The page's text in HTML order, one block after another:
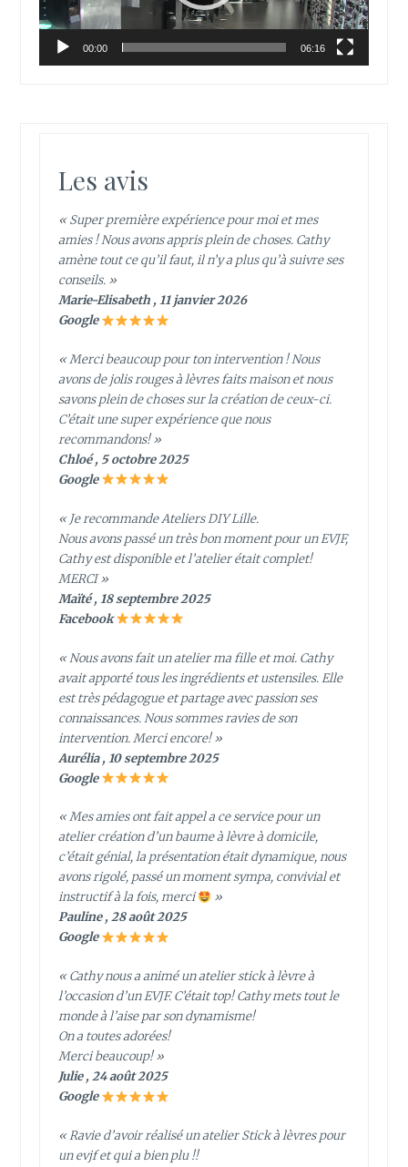
00:00 06:16
Les avis
« Super première expérience pour moi et mes
amies ! Nous avons appris plein de choses. Cathy
amène tout ce qu’il faut, il n’y a plus qu’à suivre ses
conseils. »
Marie-Elisabeth , 11 janvier 2026
Google
« Merci beaucoup pour ton intervention ! Nous
avons de jolis rouges à lèvres faits maison et nous
savons plein de choses sur la création de ceux-ci.
C’était une super expérience que nous
recommandons! »
Chloé , 5 octobre 2025
Google
« Je recommande Ateliers DIY Lille.
Nous avons passé un très bon moment pour un EVJF,
Cathy est disponible et l’atelier était complet!
MERCI »
Maïté , 18 septembre 2025
Facebook
« Nous avons fait un atelier ma fille et moi. Cathy
avait apporté tous les ingrédients et ustensiles. Elle
est très pédagogue et partage avec passion ses
connaissances. Nous sommes ravies de son
intervention. Merci encore! »
Aurélia , 10 septembre 2025
Google
« Mes amies ont fait appel a ce service pour un
atelier création d’un baume à lèvre à domicile,
c’était génial, la présentation était dynamique, nous
avons rigolé, passé un moment sympa, convivial et
instructif à la fois, merci
»
Pauline , 28 août 2025
Google
« Cathy nous a animé un atelier stick à lèvre à
l’occasion d’un EVJF. C’était top! Cathy mets tout le
monde à l’aise par son dynamisme!
On a toutes adorées!
Merci beaucoup! »
Julie , 24 août 2025
Google
« Ravie d’avoir réalisé un atelier Stick à lèvres pour
un evjf et qui a bien plu !!